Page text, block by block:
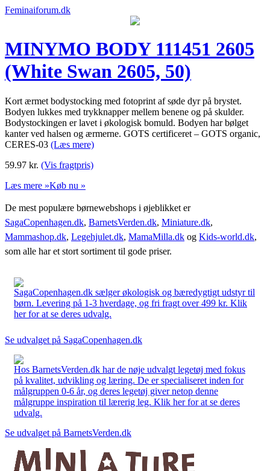
Feminaiforum.dk
MINYMO BODY 111451 2605
(White Swan 2605, 50)
Kort ærmet bodystocking med fotoprint af søde dyr på brystet.
Bodyen lukkes med trykknapper mellem benene og på skulder.
Bodystockingen er lavet i økologisk bomuld. Bodyen har bølget
kanter ved halsen og ærmerne. GOTS certificeret – GOTS organic,
CERES-03 (Læs mere)
59.97 kr. (Vis fragtpris)
Læs mere »Køb nu »
De mest populære børnewebshops i øjeblikket er
SagaCopenhagen.dk, BarnetsVerden.dk, Miniature.dk,
Mammashop.dk, Legehjulet.dk, MamaMilla.dk og Kids-world.dk,
som alle har et stort sortiment til gode priser.
SagaCopenhagen.dk sælger økologisk og bæredygtigt udstyr til
børn. Levering på 1-3 hverdage, og fri fragt over 499 kr. Klik
her for at se deres udvalg.
Se udvalget på SagaCopenhagen.dk
Hos BarnetsVerden.dk har de nøje udvalgt legetøj med fokus
på kvalitet, udvikling og læring. De er specialiseret inden for
målgruppen 0-6 år, og deres legetøj giver netop denne
målgruppe inspiration til lærerig leg. Klik her for at se deres
udvalg.
Se udvalget på BarnetsVerden.dk